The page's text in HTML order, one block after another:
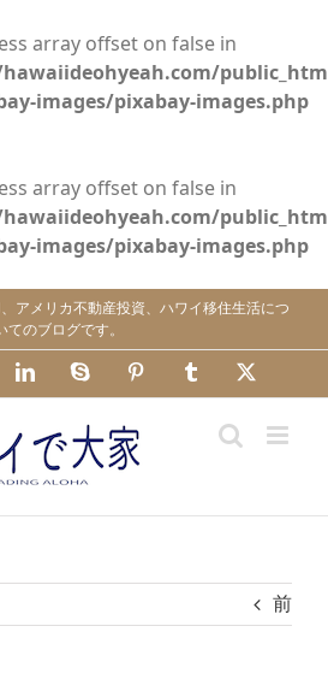
array offset on false in
images/pixabay-images.php
array offset on false in
images/pixabay-images.php
アメリカ不動産投資、ハワイ移住生活につ
てのブログです。
LinkedInSkype Pinterest Tumblr
前